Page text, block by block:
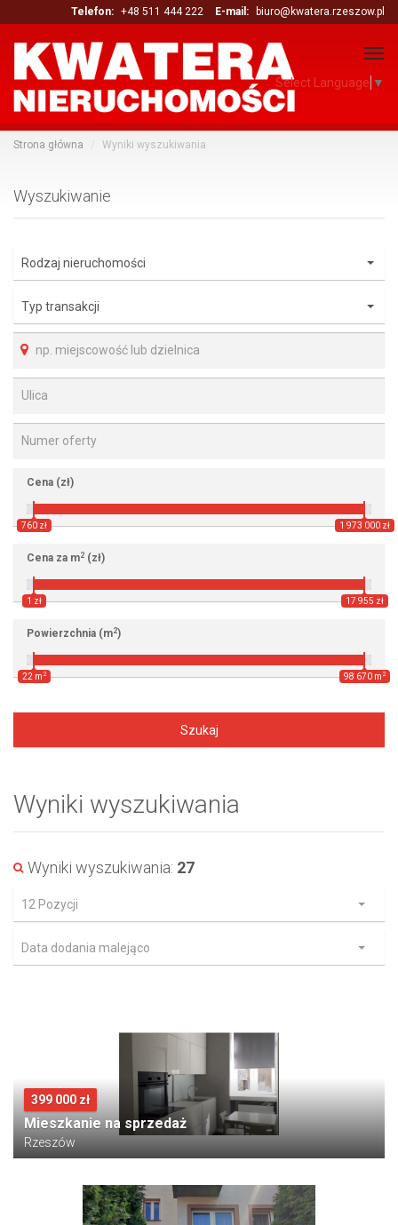
Telefon: +48 511 444 222 E-mail: biuro@kwatera.rzeszow.pl
Select Language ▼
Strona główna Wyniki wyszukiwania
Wyszukiwanie
Rodzaj nieruchomości
Typ transakcji
Cena (zł)
760 zł 1 973 000 zł
Cena za m2 (zł)
1 zł 17 955 zł
Powierzchnia (m2)
22 m 2 98 670 m 2
Wyniki wyszukiwania
Wyniki wyszukiwania: 27
12 Pozycji
Data dodania malejąco
399 000 zł
Mieszkanie na sprzedaż
Rzeszów